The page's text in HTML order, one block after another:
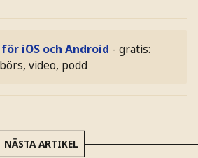
iOS och Android - gratis:
video, podd
NÄSTA ARTIKEL